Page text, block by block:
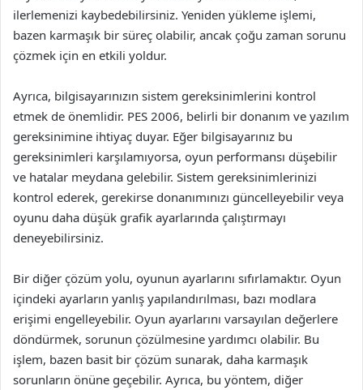
ilerlemenizi kaybedebilirsiniz. Yeniden yükleme işlemi,
bazen karmaşık bir süreç olabilir, ancak çoğu zaman sorunu
çözmek için en etkili yoldur.
Ayrıca, bilgisayarınızın sistem gereksinimlerini kontrol
etmek de önemlidir. PES 2006, belirli bir donanım ve yazılım
gereksinimine ihtiyaç duyar. Eğer bilgisayarınız bu
gereksinimleri karşılamıyorsa, oyun performansı düşebilir
ve hatalar meydana gelebilir. Sistem gereksinimlerinizi
kontrol ederek, gerekirse donanımınızı güncelleyebilir veya
oyunu daha düşük grafik ayarlarında çalıştırmayı
deneyebilirsiniz.
Bir diğer çözüm yolu, oyunun ayarlarını sıfırlamaktır. Oyun
içindeki ayarların yanlış yapılandırılması, bazı modlara
erişimi engelleyebilir. Oyun ayarlarını varsayılan değerlere
döndürmek, sorunun çözülmesine yardımcı olabilir. Bu
işlem, bazen basit bir çözüm sunarak, daha karmaşık
sorunların önüne geçebilir. Ayrıca, bu yöntem, diğer